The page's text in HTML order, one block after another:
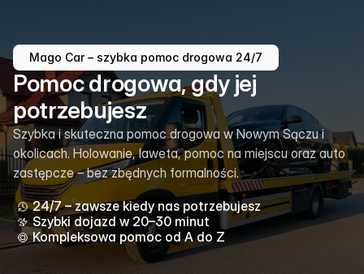
Mago Car – szybka pomoc drogowa 24/7
Pomoc drogowa, gdy jej
potrzebujesz
Szybka i skuteczna pomoc drogowa w Nowym Sączu i
okolicach. Holowanie, laweta, pomoc na miejscu oraz auto
zastępcze – bez zbędnych formalności.
24/7 – zawsze kiedy nas potrzebujesz
Szybki dojazd w 20–30 minut
Kompleksowa pomoc od A do Z